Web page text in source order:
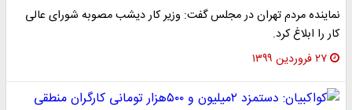
نماینده مردم تهران در مجلس گفت: وزیر کار دیشب مصوبه شورای عالی
کار را ابلاغ کرد.
۲۷ فروردین ۱۳۹۹